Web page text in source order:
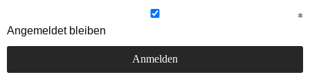
Angemeldet bleiben